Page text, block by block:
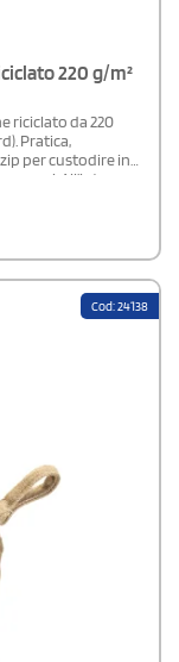
220 g/m²
riciclato da 220
Pratica,
per custodire in
All’interno
mantenere le
e adatta all’uso
organizer per la
logo e messaggi
Cod: 24138